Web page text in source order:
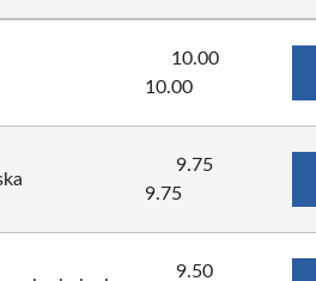
10.00
10.00
9.75
9.75
9.50